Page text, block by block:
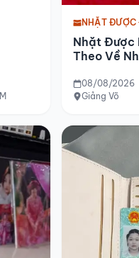
NHẶT
Nhặt Được
Theo Về
08/08/2026
Giảng Võ